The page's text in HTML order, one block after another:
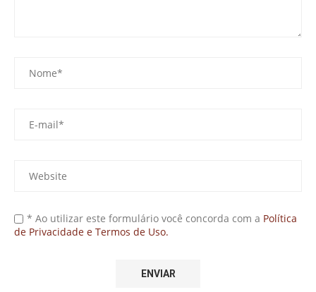
* Ao utilizar este formulário você concorda com a Política
de Privacidade e Termos de Uso.